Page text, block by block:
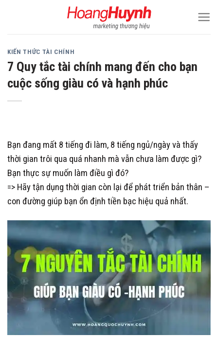
KIẾN THỨC TÀI CHÍNH
7 Quy tắc tài chính mang đến cho bạn
cuộc sống giàu có và hạnh phúc
Bạn đang mất 8 tiếng đi làm, 8 tiếng ngủ/ngày và thấy
thời gian trôi qua quá nhanh mà vẫn chưa làm được gì?
Bạn thực sự muốn làm điều gì đó?
=> Hãy tận dụng thời gian còn lại để phát triển bản thân –
con đường giúp bạn ổn định tiền bạc hiệu quả nhất.